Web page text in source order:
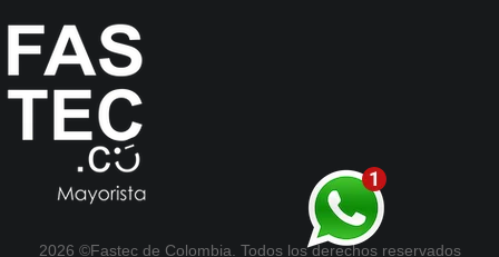
2026 ©Fastec de Colombia. Todos los derechos reservados